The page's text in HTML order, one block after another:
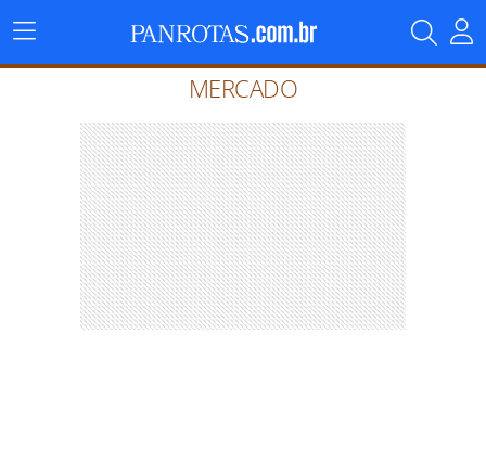
Menu
Principal
MERCADO